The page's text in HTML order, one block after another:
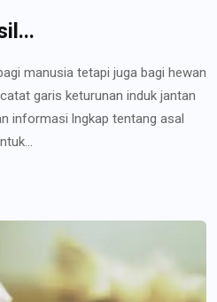
manusia tetapi juga bagi hewan
garis keturunan induk jantan
informasi lngkap tentang asal